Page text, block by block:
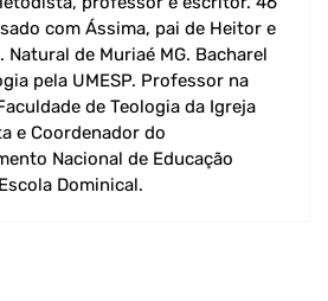
com Ássima, pai de Heitor e
Natural de Muriaé MG. Bacharel
pela UMESP. Professor na
de Teologia da Igreja
e Coordenador do
Nacional de Educação
Dominical.